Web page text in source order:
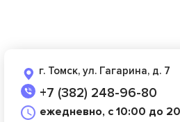
г. Томск, ул. Гагарина, д. 7
+7 (382) 248-96-80
ежедневно, с 10:00 до